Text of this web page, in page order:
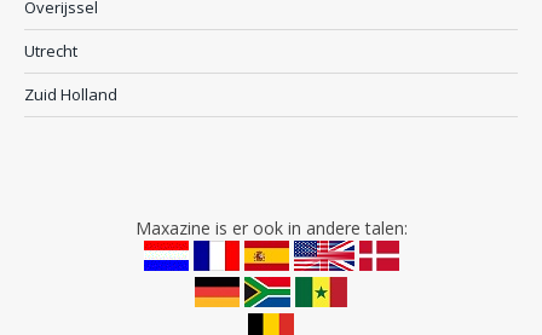
Overijssel
Utrecht
Zuid Holland
Maxazine is er ook in andere talen: